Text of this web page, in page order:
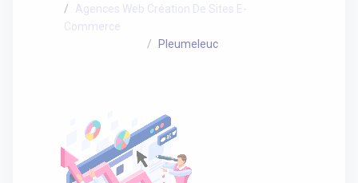
Agences Web Création De Sites E-
Commerce
Pleumeleuc